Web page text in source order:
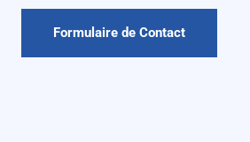
Formulaire de Contact